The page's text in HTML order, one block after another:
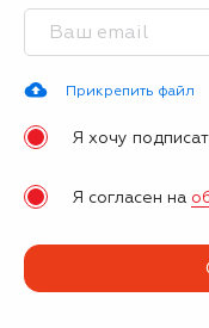
Прикрепить файл
Я хочу
Я согласен на